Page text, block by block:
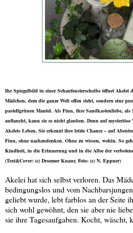
Ihr Spiegelbild in einer Schaufensterscheibe öffnet Akelei
Mädchen, dem die ganze Welt offen steht, sondern eine
pastellgrünen Mantel. Als Finn, ihre Sandkastenliebe,
auftaucht, kann sie es nicht glauben. Denn auf mysteriöse
Akeleis Leben. Sie erkennt ihre letzte Chance – auf
Finn, ohne nachzudenken. Ohne zu wissen, wohin. So
Kindheit, in die Erinnerung und in die Allee der
(Text&Cover: (c) Droemer Knaur, Foto: (c) N. Eppner)
Akelei hat sich selbst verloren. Das
bedingungslos und vom
geliebt wurde, lebt farblos an der Seite
sich wohl gewöhnt, den sie aber nie
sie ihre Tagesaufgaben. Kocht, wäscht,